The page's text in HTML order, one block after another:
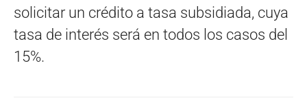
solicitar un crédito a tasa subsidiada, cuya
tasa de interés será en todos los casos del
15%.